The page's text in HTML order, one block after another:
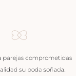
parejas comprometidas
su boda soñada.